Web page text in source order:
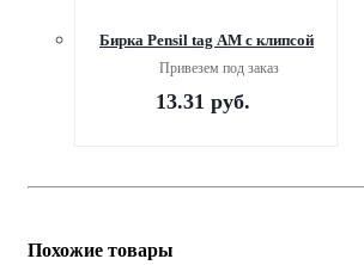
Бирка Pensil tag AM c клипсой
Привезем под заказ
13.31 руб.
Похожие товары